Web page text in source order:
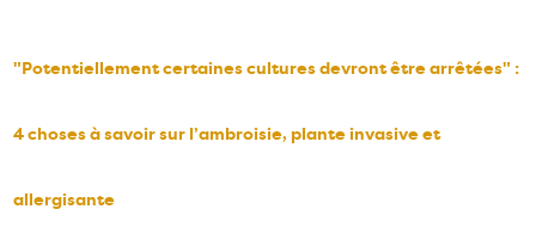
"Potentiellement certaines cultures devront être arrêtées" :
4 choses à savoir sur l’ambroisie, plante invasive et
allergisante